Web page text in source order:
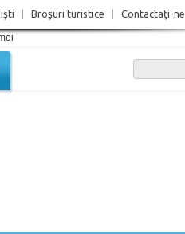
Broşuri turistice Contactaţi-ne